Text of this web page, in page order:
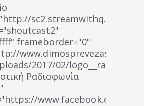
frameborder="0"
www.dimosprevezas.gr/wp-
2017/02/
Ραδιοφωνία
www.facebook.com/